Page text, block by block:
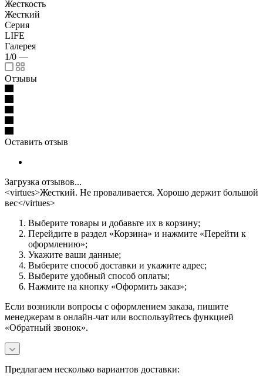
Жесткость
Жесткий
Серия
LIFE
Галерея
1/0 —
Отзывы
Оставить отзыв
Загрузка отзывов...
<virtues>Жесткий. Не проваливается. Хорошо держит большой
вес</virtues>
Выберите товары и добавьте их в корзину;
Перейдите в раздел «Корзина» и нажмите «Перейти к
оформлению»;
Укажите ваши данные;
Выберите способ доставки и укажите адрес;
Выберите удобный способ оплаты;
Нажмите на кнопку «Оформить заказ»;
Если возникли вопросы с оформлением заказа, пишите
менеджерам в онлайн-чат или воспользуйтесь функцией
«Обратный звонок».
Предлагаем несколько вариантов доставки: